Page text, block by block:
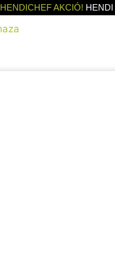
HENDICHEF AKCIÓ! HENDI